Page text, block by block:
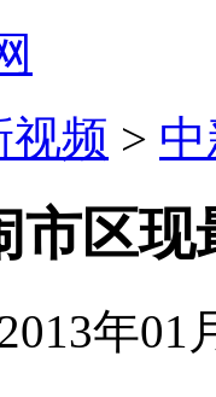
视频 >
市区现
年01